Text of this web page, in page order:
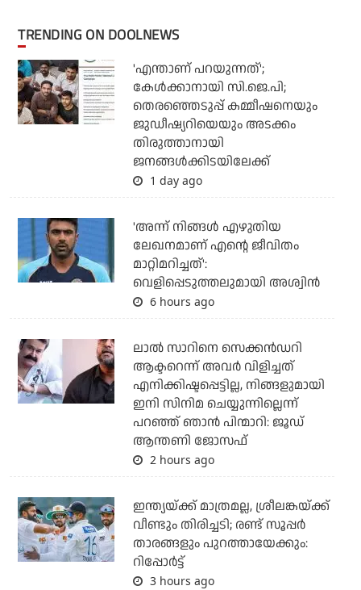
TRENDING ON DOOLNEWS
'എന്താണ് പറയുന്നത്';
കേള്‍ക്കാനായി സി.ജെ.പി;
തെരഞ്ഞെടുപ്പ് കമ്മീഷനെയും
ജുഡീഷ്യറിയെയും അടക്കം
തിരുത്താനായി
ജനങ്ങള്‍ക്കിടയിലേക്ക്
1 day ago
'അന്ന് നിങ്ങള്‍ എഴുതിയ
ലേഖനമാണ് എന്റെ ജീവിതം
മാറ്റിമറിച്ചത്':
വെളിപ്പെടുത്തലുമായി അശ്വിന്‍
6 hours ago
ലാല്‍ സാറിനെ സെക്കന്‍ഡറി
ആക്ടറെന്ന് അവര്‍ വിളിച്ചത്
എനിക്കിഷ്ടപ്പെട്ടില്ല, നിങ്ങളുമായി
ഇനി സിനിമ ചെയ്യുന്നില്ലെന്ന്
പറഞ്ഞ് ഞാന്‍ പിന്മാറി: ജൂഡ്
ആന്തണി ജോസഫ്
2 hours ago
ഇന്ത്യയ്ക്ക് മാത്രമല്ല, ശ്രീലങ്കയ്ക്ക്
വീണ്ടും തിരിച്ചടി; രണ്ട് സൂപ്പര്‍
താരങ്ങളും പുറത്തായേക്കും:
റിപ്പോര്‍ട്ട്
3 hours ago